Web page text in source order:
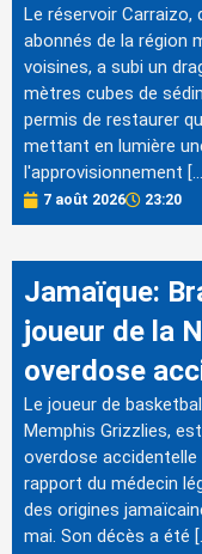
Le réservoir Carraizo,
abonnés de la région
voisines, a subi un
mètres cubes de
permis de restaurer
mettant en lumière
l'approvisionnement
7 août 2026 23:20
Jamaïque:
joueur de la
overdose
Le joueur de
Memphis Grizzlies,
overdose
rapport du médecin
des origines
mai. Son décès a été